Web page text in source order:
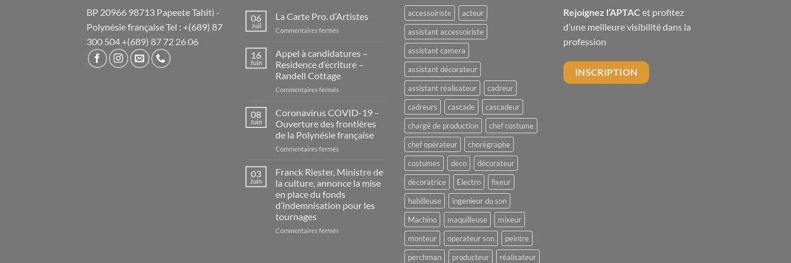
BP 20966 98713 Papeete Tahiti -
Polynésie française Tel : +(689) 87
300 504 +(689) 87 72 26 06
06
Juil
La Carte Pro. d’Artistes
Commentaires fermés
Carte
Pro.
d’Artistes
16
Juin
Appel à candidatures –
Residence d’écriture –
Randell Cottage
Commentaires fermés
à
candidatures
–
Residence
Randell
Cottage
08
Juin
Coronavirus COVID-19 –
Ouverture des frontières
de la Polynésie française
Commentaires fermés
COVID-
19
–
Ouverture
des
03
Juin
Franck Riester, Ministre de
la culture, annonce la mise
en place du fonds
d’indemnisation pour les
tournages
Commentaires fermés
accessoiriste
acteur
assistant accessoiriste
assistant camera
assistant décorateur
assistant réalisateur
cadreur
cadreurs
cascade
cascadeur
chargé de production
chef costume
chef opérateur
chorégraphe
costumes
deco
décorateur
décoratrice
Electro
fixeur
habilleuse
ingenieur du son
Machino
maquilleuse
mixeur
monteur
operateur son
peintre
perchman
producteur réalisateur
Rejoignez l’APTAC et profitez
d’une meilleure visibilité dans la
profession
INSCRIPTION